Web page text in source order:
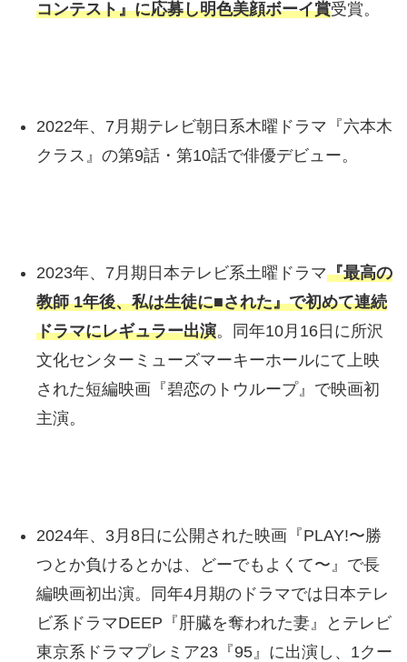
コンテスト』に応募し明色美顔ボーイ賞受賞。
2022年、7月期テレビ朝日系木曜ドラマ『六本木
クラス』の第9話・第10話で俳優デビュー。
2023年、7月期日本テレビ系土曜ドラマ『最高の
教師 1年後、私は生徒に■された』で初めて連続
ドラマにレギュラー出演。同年10月16日に所沢
文化センターミューズマーキーホールにて上映
された短編映画『碧恋のトウループ』で映画初
主演。
2024年、3月8日に公開された映画『PLAY!〜勝
つとか負けるとかは、どーでもよくて〜』で長
編映画初出演。同年4月期のドラマでは日本テレ
ビ系ドラマDEEP『肝臓を奪われた妻』とテレビ
東京系ドラマプレミア23『95』に出演し、1クー